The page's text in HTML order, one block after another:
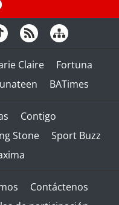
Claire
Fortuna
BATimes
Contigo
Stone
Sport Buzz
Contáctenos